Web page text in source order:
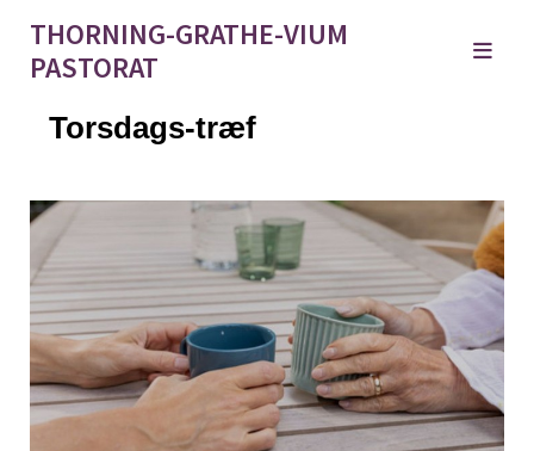
THORNING-GRATHE-VIUM
PASTORAT
Torsdags-træf